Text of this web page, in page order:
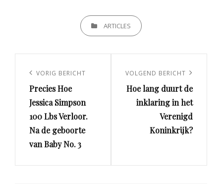
CATEGORIEËNARTICLES
Vorig
bericht
VORIG BERICHT
Precies Hoe
Jessica Simpson
100 Lbs Verloor.
Na de geboorte
van Baby No. 3
Volgend
bericht
VOLGEND BERICHT
Hoe lang duurt de
inklaring in het
Verenigd
Koninkrijk?